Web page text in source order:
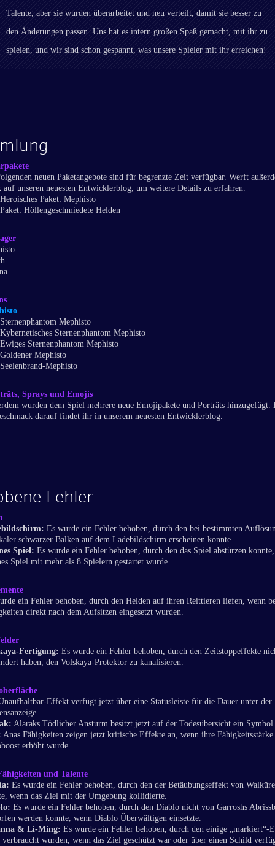
Talente, aber sie wurden überarbeitet und neu verteilt, damit sie besser zu
den Änderungen passen. Uns hat es intern großen Spaß gemacht, mit ihr zu
spielen, und wir sind schon gespannt, was unsere Spieler mit ihr erreichen!
neuen Paketangebote sind für begrenzte Zeit verfügbar. Werft
unseren neuesten Entwicklerblog, um weitere Details zu erfahren.
Heroisches Paket: Mephisto
Paket: Höllengeschmiedete Helden
Sternenphantom Mephisto
Kybernetisches Sternenphantom Mephisto
Ewiges Sternenphantom Mephisto
Goldener Mephisto
Seelenbrand-Mephisto
Sprays und Emojis
wurden dem Spiel mehrere neue Emojipakete und Porträts hinzugefügt.
darauf findet ihr in unserem neuesten Entwicklerblog.
Fehler
Es wurde ein Fehler behoben, durch den bei bestimmten
schwarzer Balken auf dem Ladebildschirm erscheinen konnte.
Spiel: Es wurde ein Fehler behoben, durch den das Spiel abstürzen
Spiel mit mehr als 8 Spielern gestartet wurde.
ein Fehler behoben, durch den Helden auf ihren Reittieren liefen, wenn
direkt nach dem Aufsitzen eingesetzt wurden.
Fertigung: Es wurde ein Fehler behoben, durch den Zeitstoppeffekte
haben, den Volskaya-Protektor zu kanalisieren.
Effekt verfügt jetzt über eine Statusleiste für die Dauer unter der
Alaraks Tödlicher Ansturm besitzt jetzt auf der Todesübersicht ein Symbol.
Anas Fähigkeiten zeigen jetzt kritische Effekte an, wenn ihre
erhöht wurde.
und Talente
Es wurde ein Fehler behoben, durch den der Betäubungseffekt von
wenn das Ziel mit der Umgebung kollidierte.
Es wurde ein Fehler behoben, durch den Diablo nicht von Garroshs
werden konnte, wenn Diablo Überwältigen einsetzte.
& Li-Ming: Es wurde ein Fehler behoben, durch den einige „markiert“-
wurden, wenn das Ziel geschützt war oder über einen Schild